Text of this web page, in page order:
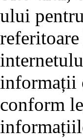
ului
informații
conform